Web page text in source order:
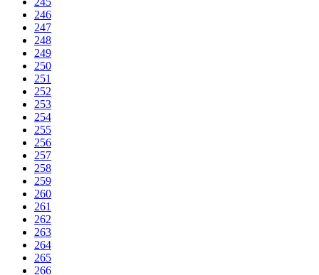
246
247
248
249
250
251
252
253
254
255
256
257
258
259
260
261
262
263
264
265
266